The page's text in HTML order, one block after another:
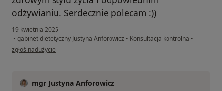
odżywianiu. Serdecznie polecam :))
19 kwietnia 2025
• gabinet dietetyczny Justyna Anforowicz • Konsultacja kontrolna •
w opinii użytkownika Jola
zgłoś nadużycie
mgr Justyna Anforowicz